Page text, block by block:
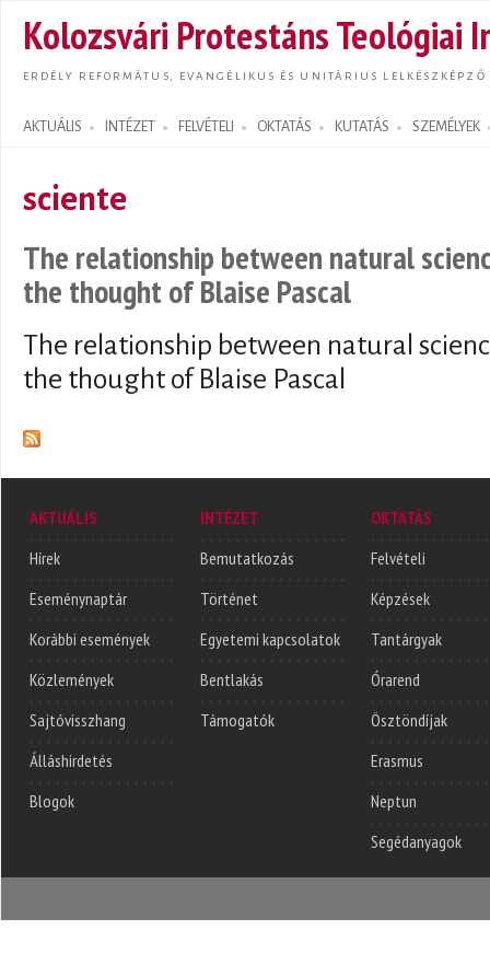
Kolozsvári Protestáns Teológiai
ERDÉLY REFORMÁTUS, EVANGÉLIKUS ÉS UNITÁRIUS LELKÉSZKÉPZŐ
AKTUÁLIS INTÉZET FELVÉTELI OKTATÁS KUTATÁS SZEMÉLYEK
Search form
sciente
The relationship between natural
the thought of Blaise Pascal
The relationship between natural
the thought of Blaise Pascal
AKTUÁLIS
Hírek
Eseménynaptár
Korábbi események
Közlemények
Sajtóvisszhang
Álláshirdetés
Blogok
INTÉZET
Bemutatkozás
Történet
Egyetemi kapcsolatok
Bentlakás
Támogatók
OKTATÁS
Felvételi
Képzések
Tantárgyak
Órarend
Ösztöndíjak
Erasmus
Neptun
Segédanyagok